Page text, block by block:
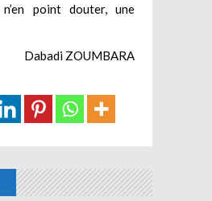
point douter, une
Dabadi ZOUMBARA